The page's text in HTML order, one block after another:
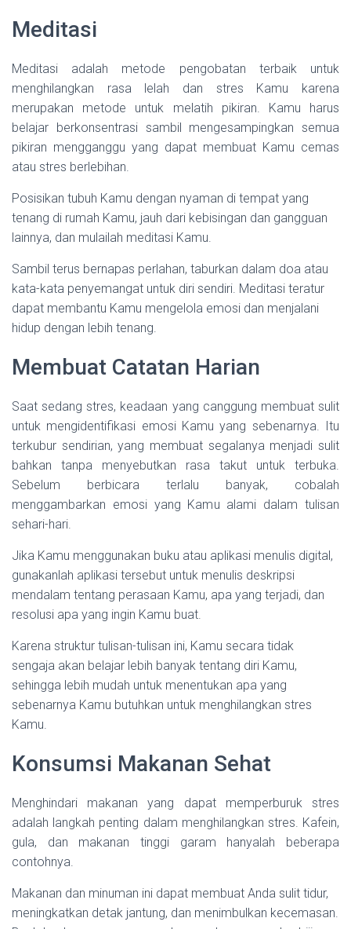
Meditasi
Meditasi adalah metode pengobatan terbaik untuk
menghilangkan rasa lelah dan stres Kamu karena
merupakan metode untuk melatih pikiran. Kamu harus
belajar berkonsentrasi sambil mengesampingkan semua
pikiran mengganggu yang dapat membuat Kamu cemas
atau stres berlebihan.
Posisikan tubuh Kamu dengan nyaman di tempat yang
tenang di rumah Kamu, jauh dari kebisingan dan gangguan
lainnya, dan mulailah meditasi Kamu.
Sambil terus bernapas perlahan, taburkan dalam doa atau
kata-kata penyemangat untuk diri sendiri. Meditasi teratur
dapat membantu Kamu mengelola emosi dan menjalani
hidup dengan lebih tenang.
Membuat Catatan Harian
Saat sedang stres, keadaan yang canggung membuat sulit
untuk mengidentifikasi emosi Kamu yang sebenarnya. Itu
terkubur sendirian, yang membuat segalanya menjadi sulit
bahkan tanpa menyebutkan rasa takut untuk terbuka.
Sebelum berbicara terlalu banyak, cobalah
menggambarkan emosi yang Kamu alami dalam tulisan
sehari-hari.
Jika Kamu menggunakan buku atau aplikasi menulis digital,
gunakanlah aplikasi tersebut untuk menulis deskripsi
mendalam tentang perasaan Kamu, apa yang terjadi, dan
resolusi apa yang ingin Kamu buat.
Karena struktur tulisan-tulisan ini, Kamu secara tidak
sengaja akan belajar lebih banyak tentang diri Kamu,
sehingga lebih mudah untuk menentukan apa yang
sebenarnya Kamu butuhkan untuk menghilangkan stres
Kamu.
Konsumsi Makanan Sehat
Menghindari makanan yang dapat memperburuk stres
adalah langkah penting dalam menghilangkan stres. Kafein,
gula, dan makanan tinggi garam hanyalah beberapa
contohnya.
Makanan dan minuman ini dapat membuat Anda sulit tidur,
meningkatkan detak jantung, dan menimbulkan kecemasan.